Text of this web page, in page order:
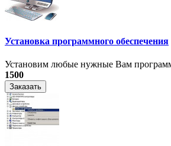
Установка программного обеспечения
Установим любые нужные Вам
1500
Заказать